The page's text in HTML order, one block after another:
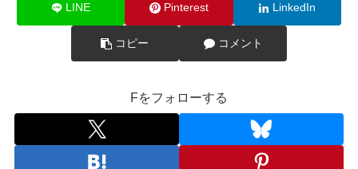
LINE Pinterest LinkedIn
コピー コメント
Fをフォローする